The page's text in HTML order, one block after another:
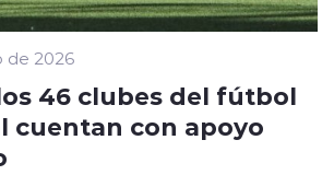
de 2026
46 clubes del fútbol
cuentan con apoyo